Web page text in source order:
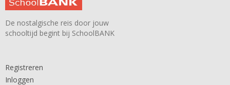
De nostalgische reis door jouw
schooltijd begint bij SchoolBANK
Registreren
Inloggen